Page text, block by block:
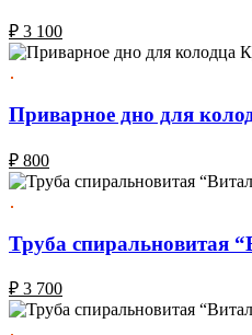
₽ 3 100
Приварное дно для
₽ 800
Труба спиральновитая
₽ 3 700